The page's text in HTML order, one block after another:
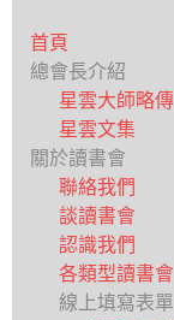
首頁
總會長介紹
星雲大師略傳
星雲文集
關於讀書會
聯絡我們
談讀書會
認識我們
各類型讀書會
線上填寫表單